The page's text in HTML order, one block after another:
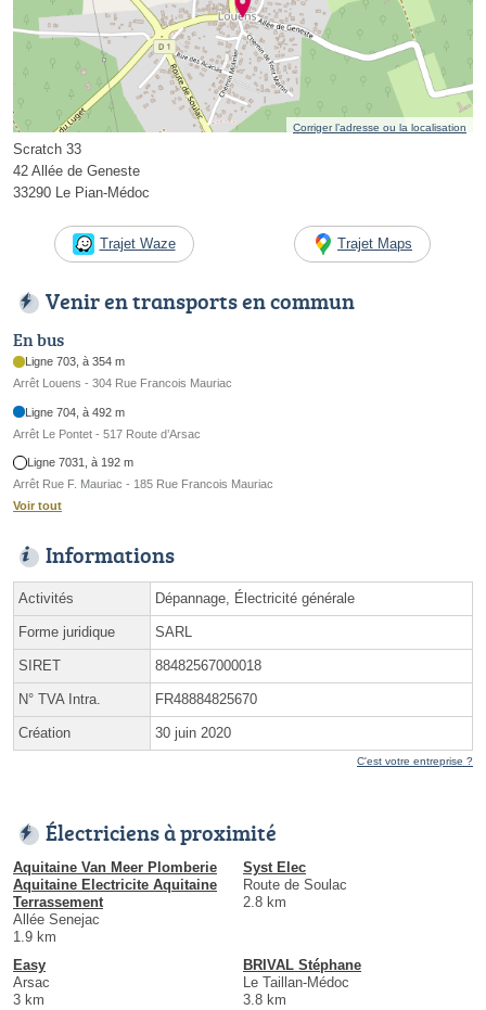
Corriger l’adresse ou la localisation
Scratch 33
42 Allée de Geneste
33290 Le Pian-Médoc
Trajet Waze Trajet Maps
Venir en transports en commun
En bus
Ligne 703, à 354 m
Arrêt Louens - 304 Rue Francois Mauriac
Ligne 704, à 492 m
Arrêt Le Pontet - 517 Route d’Arsac
Ligne 7031, à 192 m
Arrêt Rue F. Mauriac - 185 Rue Francois Mauriac
Voir tout
Informations
Activités Dépannage, Électricité générale
Forme juridique SARL
SIRET 88482567000018
N° TVA Intra. FR48884825670
Création 30 juin 2020
C'est votre entreprise ?
Électriciens à proximité
Aquitaine Van Meer Plomberie
Aquitaine Electricite Aquitaine
Terrassement
Allée Senejac
1.9 km
Syst Elec
Route de Soulac
2.8 km
Easy
Arsac
3 km
BRIVAL Stéphane
Le Taillan-Médoc
3.8 km